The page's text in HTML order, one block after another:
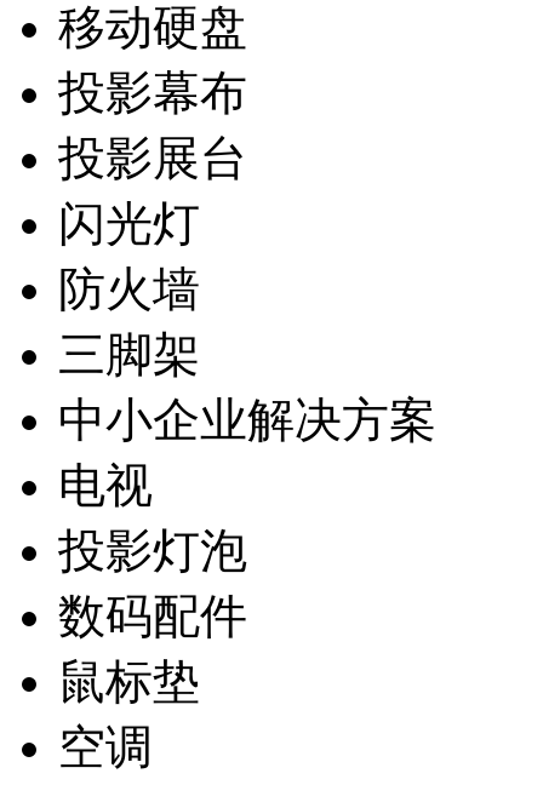
移动硬盘
投影幕布
投影展台
闪光灯
防火墙
三脚架
中小企业解决方案
电视
投影灯泡
数码配件
鼠标垫
空调